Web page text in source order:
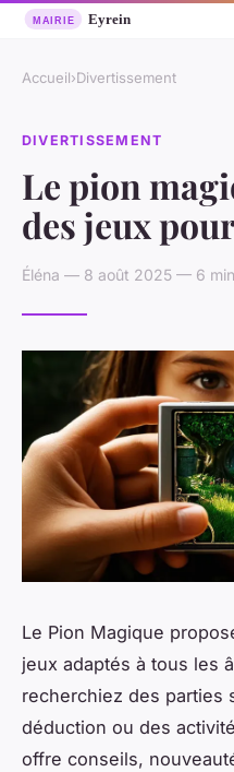
Accueil›Divertissement
DIVERTISSEMENT
Le pion
des jeux
Éléna — 8 août 2025 — 6
Le Pion Magique
jeux adaptés à tous les
recherchiez des parties
déduction ou des
offre conseils,